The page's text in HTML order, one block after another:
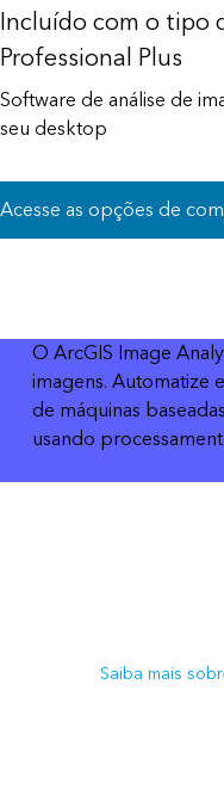
Incluído com o tipo
Professional Plus
Software de análise de
seu desktop
Acesse as opções de
O ArcGIS Image
imagens. Automatize
de máquinas
usando
Saiba mais